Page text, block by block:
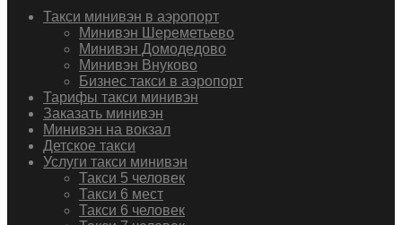
Такси минивэн в аэропорт
Минивэн Шереметьево
Минивэн Домодедово
Минивэн Внуково
Бизнес такси в аэропорт
Тарифы такси минивэн
Заказать минивэн
Минивэн на вокзал
Детское такси
Услуги такси минивэн
Такси 5 человек
Такси 6 мест
Такси 6 человек